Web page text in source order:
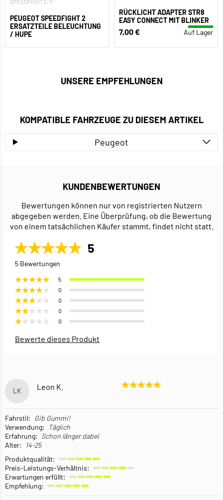
SPEEDFIGHT2-11
PEUGEOT SPEEDFIGHT 2
ERSATZTEILE BELEUCHTUNG
/ HUPE
RÜCKLICHT ADAPTER STR8
EASY CONNECT MIT BLINKER
7,00 € Auf Lager
UNSERE EMPFEHLUNGEN
KOMPATIBLE FAHRZEUGE ZU DIESEM ARTIKEL
Peugeot
KUNDENBEWERTUNGEN
Bewertungen können nur von registrierten Nutzern
abgegeben werden. Eine Überprüfung, ob die Bewertung
von einem tatsächlichen Käufer stammt, findet nicht statt.
5
5 Bewertungen
5
0
0
0
0
Bewerte dieses Produkt
LK Leon K.
Fahrstil: Gib Gummi!
Verwendung:
Täglich
Erfahrung: Schon länger dabei
Alter:
14-25
Produktqualität:
Preis-Leistungs-Verhältnis:
Erwartungen erfüllt:
Empfehlung: